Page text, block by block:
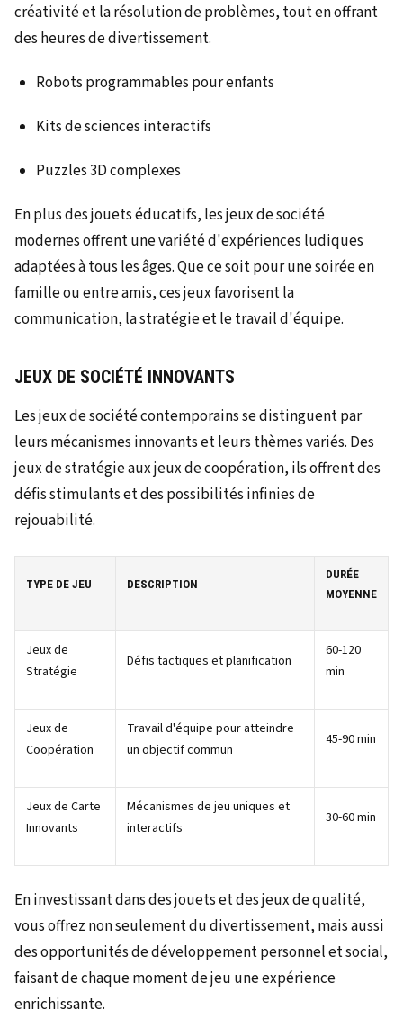
créativité et la résolution de problèmes, tout en offrant
des heures de divertissement.
Robots programmables pour enfants
Kits de sciences interactifs
Puzzles 3D complexes
En plus des jouets éducatifs, les jeux de société
modernes offrent une variété d'expériences ludiques
adaptées à tous les âges. Que ce soit pour une soirée en
famille ou entre amis, ces jeux favorisent la
communication, la stratégie et le travail d'équipe.
JEUX DE SOCIÉTÉ INNOVANTS
Les jeux de société contemporains se distinguent par
leurs mécanismes innovants et leurs thèmes variés. Des
jeux de stratégie aux jeux de coopération, ils offrent des
défis stimulants et des possibilités infinies de
rejouabilité.
TYPE DE JEU DESCRIPTION
DURÉE
MOYENNE
Jeux de
Stratégie
Défis tactiques et planification
60-120
min
Jeux de
Coopération
Travail d'équipe pour atteindre
un objectif commun
45-90 min
Jeux de Carte
Innovants
Mécanismes de jeu uniques et
interactifs
30-60 min
En investissant dans des jouets et des jeux de qualité,
vous offrez non seulement du divertissement, mais aussi
des opportunités de développement personnel et social,
faisant de chaque moment de jeu une expérience
enrichissante.